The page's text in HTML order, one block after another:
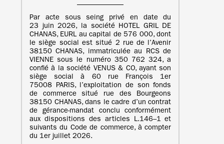
Par acte sous seing privé en date du
23 juin 2026, la société HOTEL GRIL DE
CHANAS, EURL au capital de 576 000, dont
le siège social est situé 2 rue de l’Avenir
38150 CHANAS, immatriculée au RCS de
VIENNE sous le numéro 350 762 324, a
confié à la société VENUS & CO, ayant son
siège social à 60 rue François 1er
75008 PARIS, l’exploitation de son fonds
de commerce situé rue des Bourgeons
38150 CHANAS, dans le cadre d’un contrat
de gérance-mandat conclu conformément
aux dispositions des articles L.146–1 et
suivants du Code de commerce, à compter
du 1er juillet 2026.